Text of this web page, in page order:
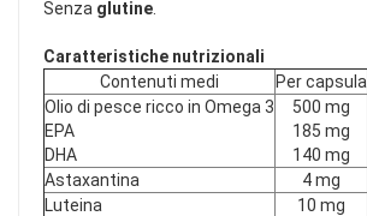
Senza glutine
Caratteristiche nutrizionali
Contenuti medi
Per capsula
Olio di pesce ricco in Omega 3
EPA
DHA
500 mg
185 mg
140 mg
Astaxantina
4 mg
Luteina
10 mg